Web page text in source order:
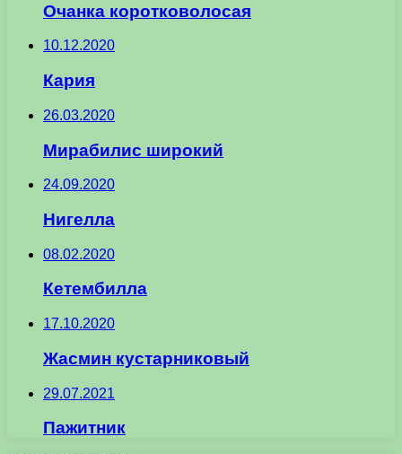
Очанка коротковолосая
10.12.2020
Кария
26.03.2020
Мирабилис широкий
24.09.2020
Нигелла
08.02.2020
Кетембилла
17.10.2020
Жасмин кустарниковый
29.07.2021
Пажитник